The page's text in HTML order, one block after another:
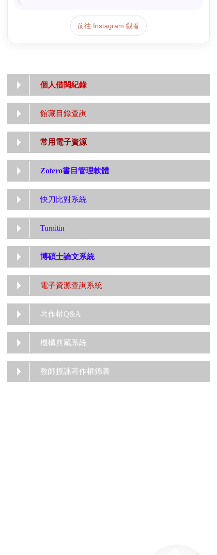
前往 Instagram 觀看
個人借閱紀錄
館藏目錄查詢
常用電子資源
Zotero書目管理軟體
快刀比對系統
Turnitin
博碩士論文系統
電子資源查詢系統
著作權Q&A
機構典藏系統
教師授課著作權錦囊